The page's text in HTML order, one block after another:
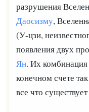
разрушения
Даосизму,
(У-цзи,
появления двух
Ян. Их
конечном счете
все что